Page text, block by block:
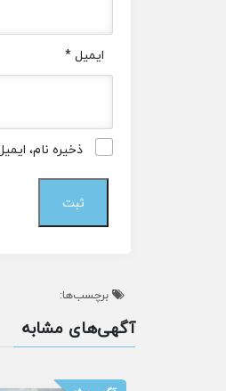
ایمیل*
ذخیره نام،
برچسب‌ها:
آگهی‌های مشابه